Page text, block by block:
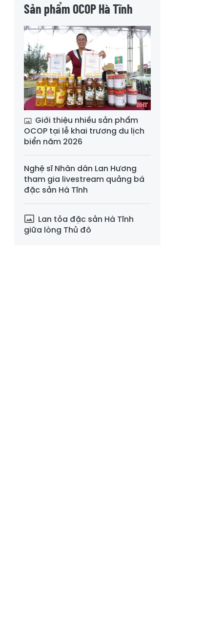
Sản phẩm OCOP Hà Tĩnh
Giới thiệu nhiều sản phẩm
OCOP tại lễ khai trương du lịch
biển năm 2026
Nghệ sĩ Nhân dân Lan Hương
tham gia livestream quảng bá
đặc sản Hà Tĩnh
Lan tỏa đặc sản Hà Tĩnh
giữa lòng Thủ đô